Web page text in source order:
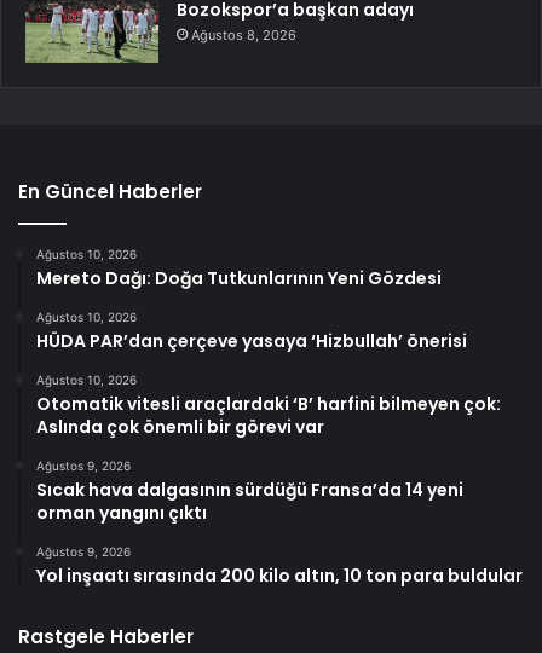
Bozokspor’a başkan adayı
Ağustos 8, 2026
En Güncel Haberler
Ağustos 10, 2026
Mereto Dağı: Doğa Tutkunlarının Yeni Gözdesi
Ağustos 10, 2026
HÜDA PAR’dan çerçeve yasaya ‘Hizbullah’ önerisi
Ağustos 10, 2026
Otomatik vitesli araçlardaki ‘B’ harfini bilmeyen çok:
Aslında çok önemli bir görevi var
Ağustos 9, 2026
Sıcak hava dalgasının sürdüğü Fransa’da 14 yeni
orman yangını çıktı
Ağustos 9, 2026
Yol inşaatı sırasında 200 kilo altın, 10 ton para buldular
Rastgele Haberler